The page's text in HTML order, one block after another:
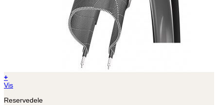
+
Dette
har
Vis
Reservedele